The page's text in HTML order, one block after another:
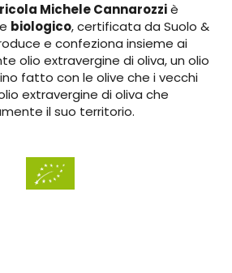
Michele Cannarozziè
biologico, certificata da Suolo &
e confeziona insieme ai
olio extravergine di oliva, un olio
fatto con le olive che i vecchi
extravergine di oliva che
il suo territorio.